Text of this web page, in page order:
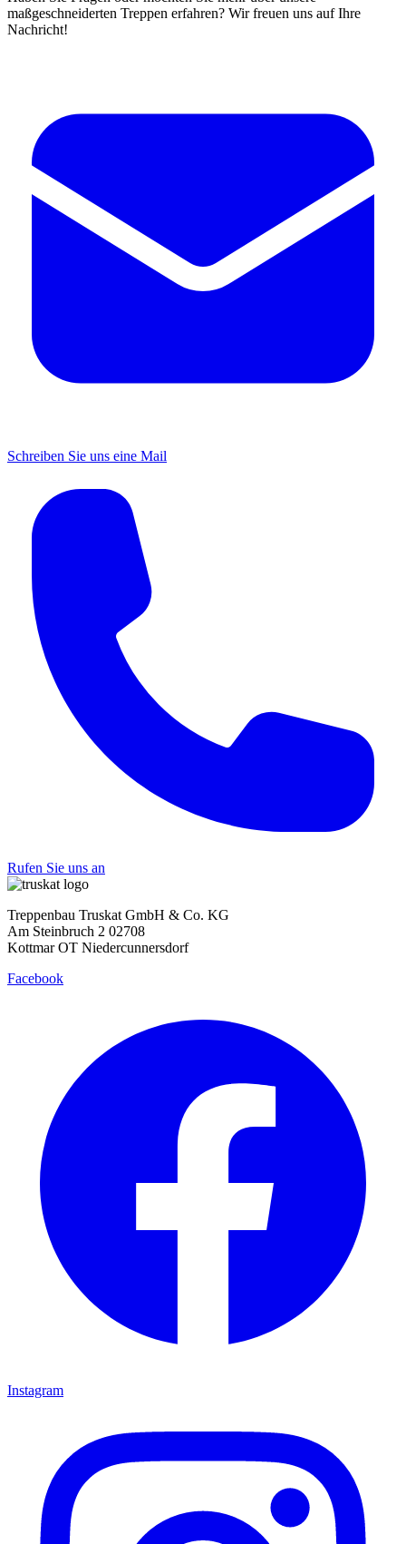
maßgeschneiderten Treppen erfahren? Wir freuen uns auf Ihre
Nachricht!
Schreiben Sie uns eine Mail
Rufen Sie uns an
Treppenbau Truskat GmbH & Co. KG
Am Steinbruch 2 02708
Kottmar OT Niedercunnersdorf
Facebook
Instagram